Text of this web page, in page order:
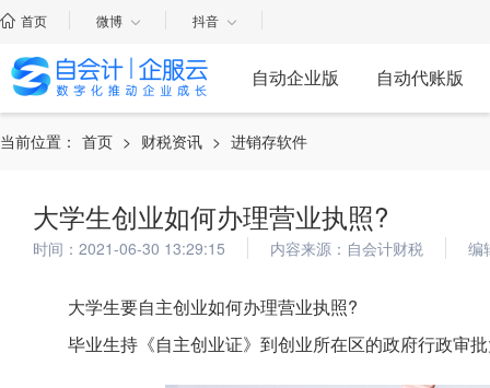
首页 微博 抖音
自动企业版 自动代账版
当前位置： 首页 > 财税资讯 > 进销存软件
大学生创业如何办理营业执照?
时间：2021-06-30 13:29:15 内容来源：自会计财税 编
大学生要自主创业如何办理营业执照?
毕业生持《自主创业证》到创业所在区的政府行政审